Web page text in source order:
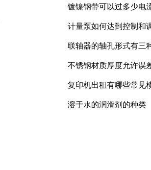
镀镍钢带可以过多少电
计量泵如何达到控制和
联轴器的轴孔形式有三
不锈钢材质厚度允许误
复印机出租有哪些常见
溶于水的润滑剂的种类